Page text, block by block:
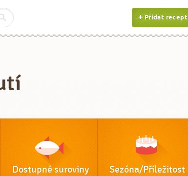
Přidat recept
Dostupné suroviny Sezóna/Příležitost